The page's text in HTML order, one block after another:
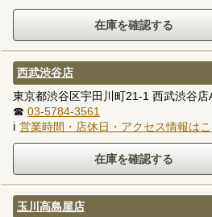
西武渋谷店
東京都渋谷区宇田川町21-1 西武渋谷店
☎ 03-5784-3561
ℹ 営業時間・店休日・アクセス情報は
玉川高島屋店